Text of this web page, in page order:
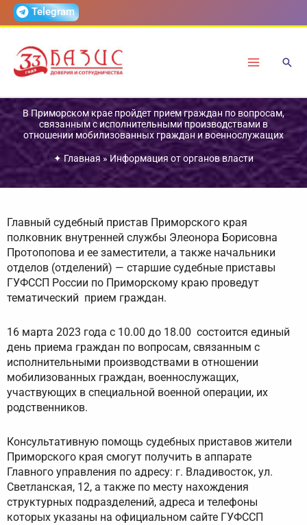
ПерейтиTelegram
В Приморском крае пройдет прием граждан по вопросам,
связанным с исполнительными производствами в
отношении мобилизованных граждан и военнослужащих
✦ Главная »Информация от органов власти
Главный судебный пристав Приморского края
полковник внутренней службы Элеонора Борисовна
Протопопова и ее заместители, а также начальники
отделов (отделений) — старшие судебные приставы
ГУФССП России по Приморскому краю проведут
тематический прием граждан.
16 марта 2023 года с 10.00 до 18.00 состоится единый
день приема граждан по вопросам, связанным с
исполнительными производствами в отношении
мобилизованных граждан, военнослужащих,
участвующих в специальной военной операции, их
родственников.
Консультативную помощь судебных приставов жители
Приморского края смогут получить в аппарате
Главного управления по адресу: г. Владивосток, ул.
Светланская, 12, а также по месту нахождения
структурных подразделений, адреса и телефоны
которых указаны на официальном сайте ГУФССП